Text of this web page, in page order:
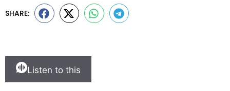
SHARE:
Listen to this